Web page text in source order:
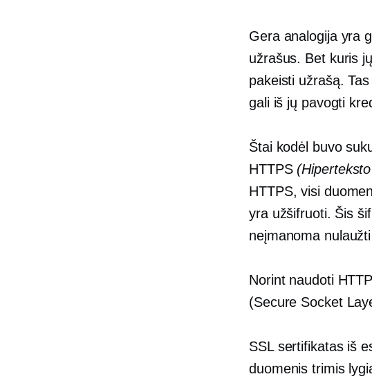
Gera analogija yra
užrašus. Bet kuris
pakeisti užrašą.
gali iš jų pavogti
Štai kodėl buvo
HTTPS
HTTPS, visi
yra užšifruoti. Šis
neįmanoma
Norint naudoti
(Secure Socket
SSL sertifikatas iš
duomenis trimis